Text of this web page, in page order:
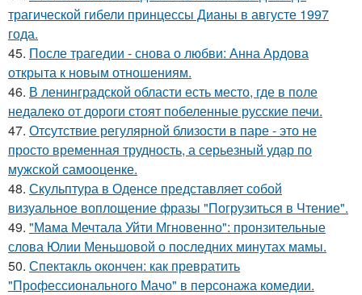
трагической гибели принцессы Дианы в августе 1997
года.
45. После трагедии - снова о любви: Анна Ардова
открыта к новым отношениям.
46. В ленинградской области есть место, где в поле
недалеко от дороги стоят побеленные русские печи.
47. Отсутствие регулярной близости в паре - это не
просто временная трудность, а серьезный удар по
мужской самооценке.
48. Скульптура в Оденсе представляет собой
визуальное воплощение фразы "Погрузиться в Чтение".
49. "Мама Мечтала Уйти Мгновенно": пронзительные
слова Юлии Меньшовой о последних минутах мамы.
50. Спектакль окончен: как превратить
"Профессионального Мачо" в персонажа комедии.